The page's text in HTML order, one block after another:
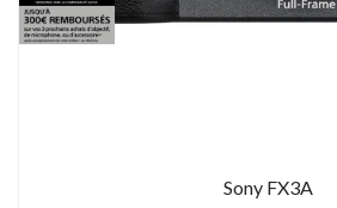
Sony FX3A